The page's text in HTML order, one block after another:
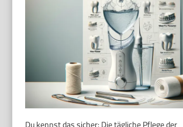
Du kennst das sicher: Die tägliche Pflege der